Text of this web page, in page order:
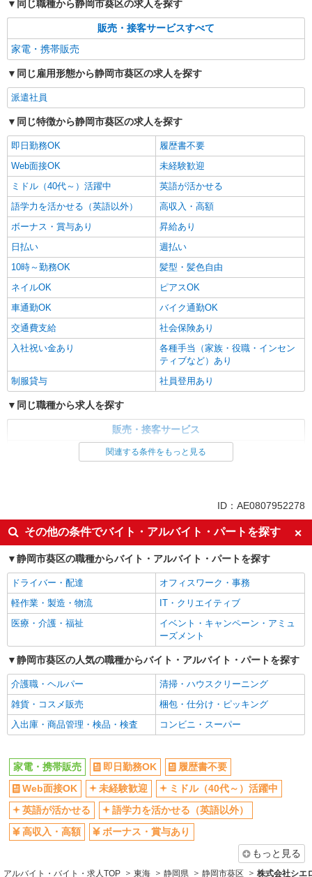
同じ職種から静岡市葵区の求人を探す
販売・接客サービスすべて
家電・携帯販売
同じ雇用形態から静岡市葵区の求人を探す
派遣社員
同じ特徴から静岡市葵区の求人を探す
即日勤務OK
履歴書不要
Web面接OK
未経験歓迎
ミドル（40代～）活躍中
英語が活かせる
語学力を活かせる（英語以外）
高収入・高額
ボーナス・賞与あり
昇給あり
日払い
週払い
10時～勤務OK
髪型・髪色自由
ネイルOK
ピアスOK
車通勤OK
バイク通勤OK
交通費支給
社会保険あり
入社祝い金あり
各種手当（家族・役職・インセン
ティブなど）あり
制服貸与
社員登用あり
同じ職種から求人を探す
販売・接客サービス
英語が活かせる
ボーナス・賞与あり
日払い
車通勤OK
交通費支給
社会保険あり
社員登用あり
関連する条件をもっと見る
ID：AE0807952278
その他の条件でバイト・アルバイト・パートを探す
静岡市葵区の職種からバイト・アルバイト・パートを探す
ドライバー・配達
オフィスワーク・事務
軽作業・製造・物流
IT・クリエイティブ
医療・介護・福祉
イベント・キャンペーン・アミュ
ーズメント
静岡市葵区の人気の職種からバイト・アルバイト・パートを探す
介護職・ヘルパー
清掃・ハウスクリーニング
雑貨・コスメ販売
梱包・仕分け・ピッキング
入出庫・商品管理・検品・検査
コンビニ・スーパー
家電・携帯販売 即日勤務OK
履歴書不要
Web面接OK
未経験歓迎
ミドル（40代～）活躍中
英語が活かせる
語学力を活かせる（英語以外）
高収入・高額
ボーナス・賞与あり
もっと見る
アルバイト・バイト・求人TOP 東海 静岡県 静岡市葵区 株式会社シエ